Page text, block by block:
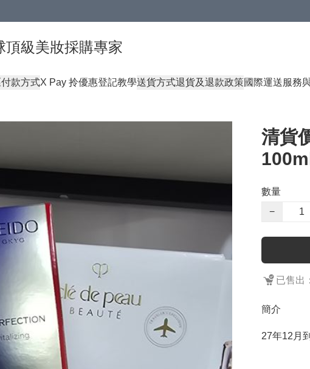
頂級美妝採購專家
付款方式X Pay 拎優惠登記教學送貨方式退貨及退款政策國際運送服務
清貨
數量
−
已售出
簡介
27年12月